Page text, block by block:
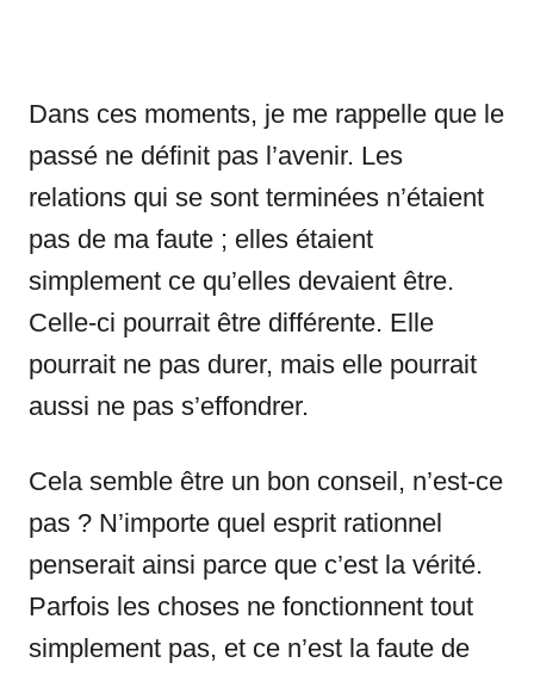
Dans ces moments, je me rappelle que le
passé ne définit pas l’avenir. Les
relations qui se sont terminées n’étaient
pas de ma faute ; elles étaient
simplement ce qu’elles devaient être.
Celle-ci pourrait être différente. Elle
pourrait ne pas durer, mais elle pourrait
aussi ne pas s’effondrer.
Cela semble être un bon conseil, n’est-ce
pas ? N’importe quel esprit rationnel
penserait ainsi parce que c’est la vérité.
Parfois les choses ne fonctionnent tout
simplement pas, et ce n’est la faute de